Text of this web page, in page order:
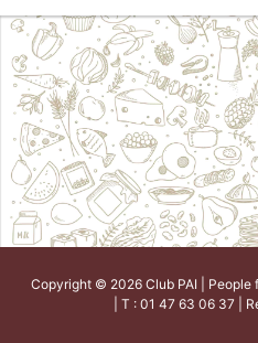
Copyright © 2026 Club PAI | People
| T : 01 47 63 06 37 |